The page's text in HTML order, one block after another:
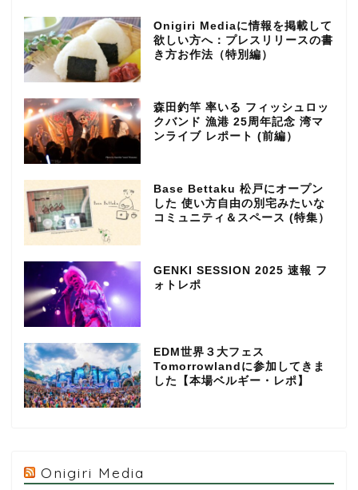
Onigiri Mediaに情報を掲載して
欲しい方へ：プレスリリースの書
き方お作法（特別編）
森田釣竿 率いる フィッシュロッ
クバンド 漁港 25周年記念 湾マ
ンライブ レポート (前編）
Base Bettaku 松戸にオープン
した 使い方自由の別宅みたいな
コミュニティ＆スペース (特集）
GENKI SESSION 2025 速報 フ
ォトレポ
EDM世界３大フェス
Tomorrowlandに参加してきま
した【本場ベルギー・レポ】
Onigiri Media